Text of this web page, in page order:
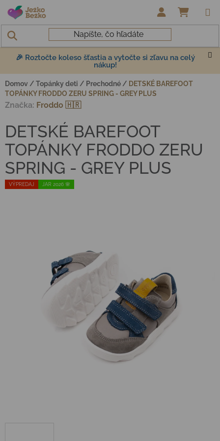
Prejsť na obsah
🎉 Roztočte koleso šťastia a vytočte si zľavu na celý
nákup!
Domov / Topánky deti / Prechodné / DETSKÉ BAREFOOT
TOPÁNKY FRODDO ZERU SPRING - GREY PLUS
VÝPREDAJ JAR 2026 🌸
DETSKÉ BAREFOOT
TOPÁNKY FRODDO ZERU
SPRING - GREY PLUS
Značka: Froddo 🇭🇷